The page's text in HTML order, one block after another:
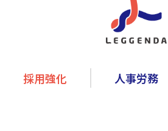
採用強化 人事労務